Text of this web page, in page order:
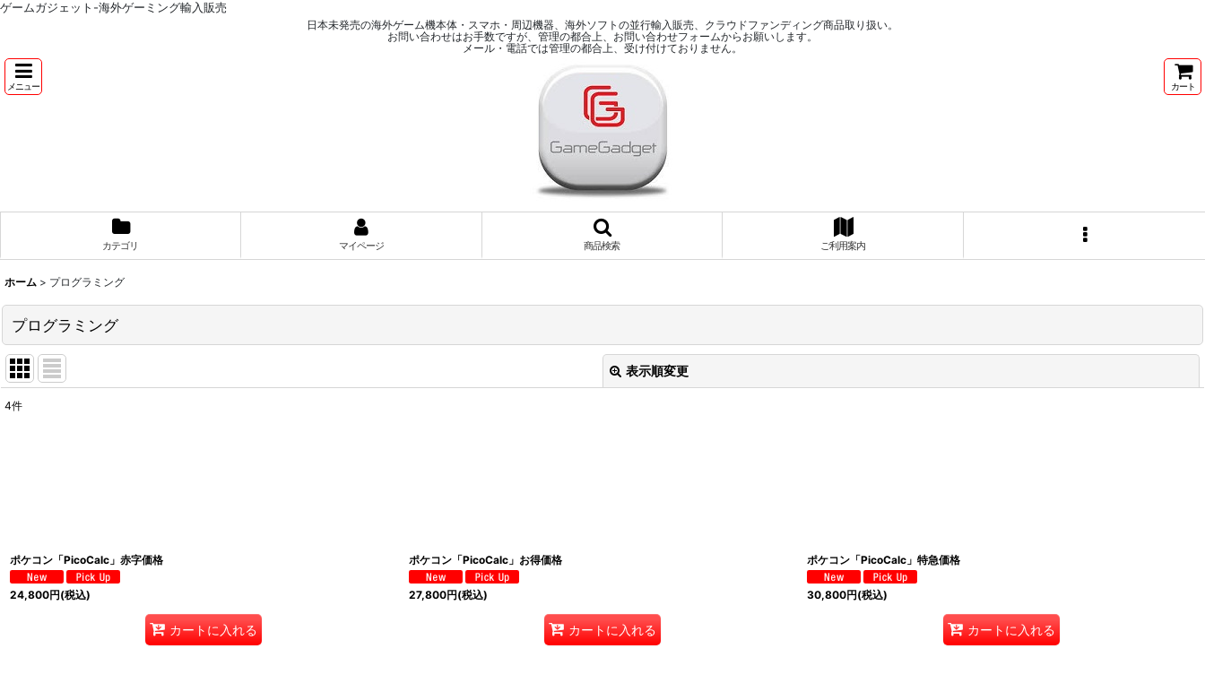
ゲームガジェット-海外ゲーミング輸入販売
日本未発売の海外ゲーム機本体・スマホ・周辺機器、海外ソフトの並行輸入販売、クラウドファンディング商品取り扱い。
お問い合わせはお手数ですが、管理の都合上、お問い合わせフォームからお願いします。
メール・電話では管理の都合上、受け付けておりません。
メニュー カート
カテゴリ マイページ 商品検索 ご利用案内
ホーム > プログラミング
プログラミング
表示順変更
4件
ポケコン「PicoCalc」赤字価格
24,800円(税込)
カートに入れる
ポケコン「PicoCalc」お得価格
27,800円(税込)
カートに入れる
ポケコン「PicoCalc」特急価格
30,800円(税込)
カートに入れる